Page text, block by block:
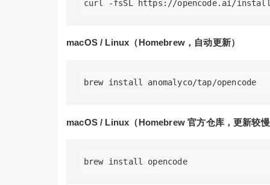
macOS / Linux（Homebrew，自动更新）
macOS / Linux（Homebrew 官方仓库，更新较
brew install opencode